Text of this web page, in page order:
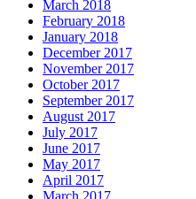
March 2018
February 2018
January 2018
December 2017
November 2017
October 2017
September 2017
August 2017
July 2017
June 2017
May 2017
April 2017
March 2017